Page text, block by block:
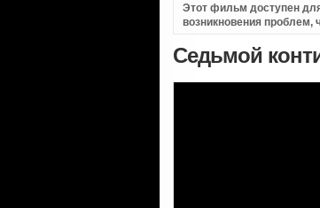
Этот фильм доступен
возникновения проблем,
Седьмой